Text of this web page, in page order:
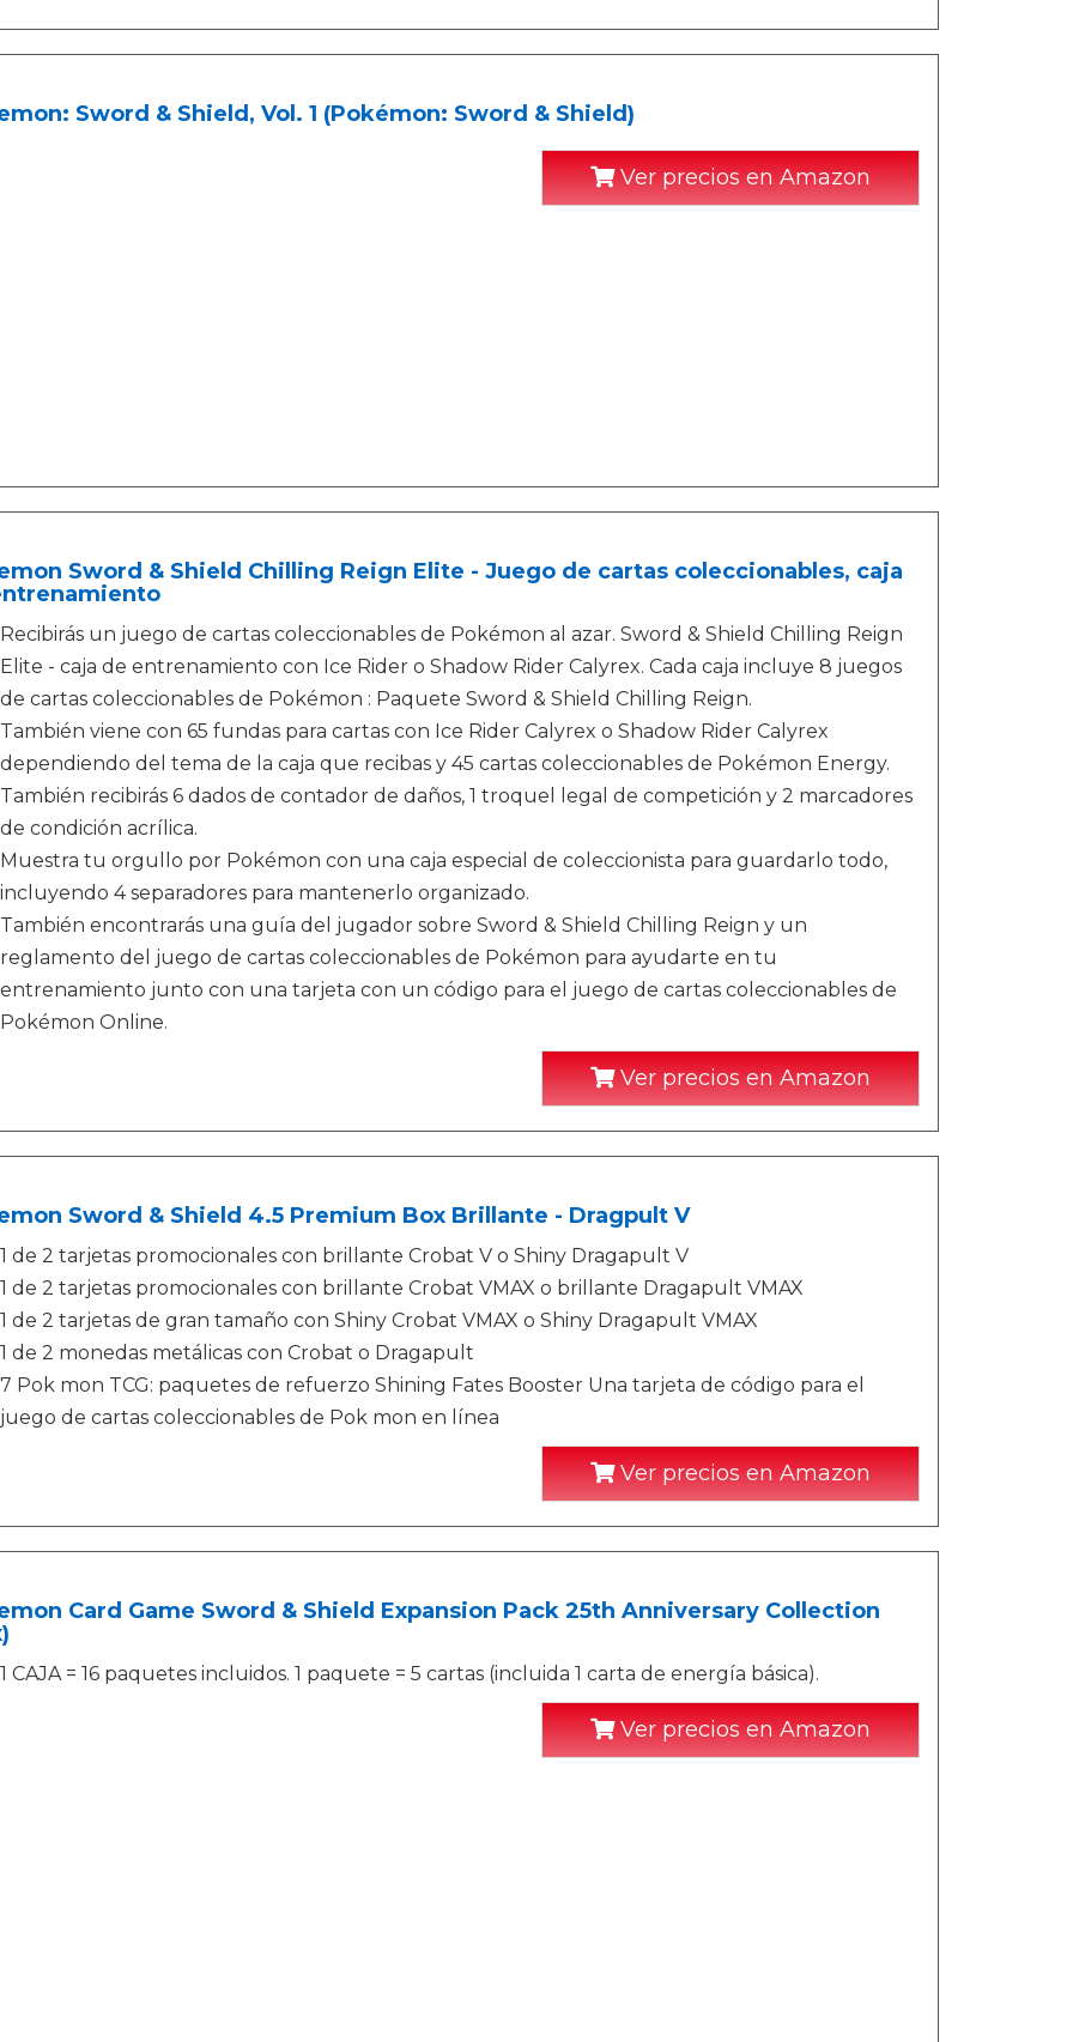
Sword & Shield, Vol. 1 (Pokémon: Sword & Shield)
Ver precios en Amazon
Sword & Shield Chilling Reign Elite - Juego de cartas coleccionables, caja
Recibirás un juego de cartas coleccionables de Pokémon al azar. Sword & Shield Chilling Reign
Elite - caja de entrenamiento con Ice Rider o Shadow Rider Calyrex. Cada caja incluye 8 juegos
de cartas coleccionables de Pokémon : Paquete Sword & Shield Chilling Reign.
También viene con 65 fundas para cartas con Ice Rider Calyrex o Shadow Rider Calyrex
dependiendo del tema de la caja que recibas y 45 cartas coleccionables de Pokémon Energy.
También recibirás 6 dados de contador de daños, 1 troquel legal de competición y 2 marcadores
de condición acrílica.
Muestra tu orgullo por Pokémon con una caja especial de coleccionista para guardarlo todo,
incluyendo 4 separadores para mantenerlo organizado.
También encontrarás una guía del jugador sobre Sword & Shield Chilling Reign y un
reglamento del juego de cartas coleccionables de Pokémon para ayudarte en tu
entrenamiento junto con una tarjeta con un código para el juego de cartas coleccionables de
Pokémon Online.
Ver precios en Amazon
Sword & Shield 4.5 Premium Box Brillante - Dragpult V
1 de 2 tarjetas promocionales con brillante Crobat V o Shiny Dragapult V
1 de 2 tarjetas promocionales con brillante Crobat VMAX o brillante Dragapult VMAX
1 de 2 tarjetas de gran tamaño con Shiny Crobat VMAX o Shiny Dragapult VMAX
1 de 2 monedas metálicas con Crobat o Dragapult
7 Pok mon TCG: paquetes de refuerzo Shining Fates Booster Una tarjeta de código para el
juego de cartas coleccionables de Pok mon en línea
Ver precios en Amazon
Card Game Sword & Shield Expansion Pack 25th Anniversary Collection
1 CAJA = 16 paquetes incluidos. 1 paquete = 5 cartas (incluida 1 carta de energía básica).
Ver precios en Amazon